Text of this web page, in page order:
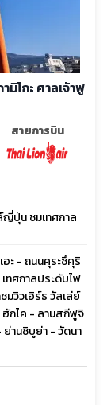
มิโกะ ศาลเจ้าฟู
สายการบิน
ญี่ปุ่น ชมเทศกาล
อะ - ถนนคุระซึคุริ
ทศกาลประดับไฟ
มวิวเอิร์ธ วัลเล่ย์
ฮักไค - ลานสกีฟูจิ
ย่านชิบูย่า - วัดนา